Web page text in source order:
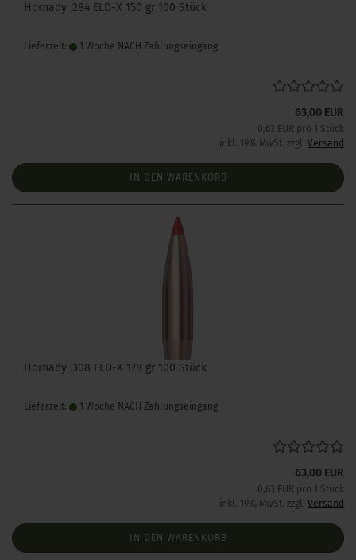
Hornady .284 ELD-X 150 gr 100 Stück
Lieferzeit: 1 Woche NACH Zahlungseingang
63,00 EUR
0,63 EUR pro 1 Stück
inkl. 19% MwSt. zzgl. Versand
IN DEN WARENKORB
Hornady .308 ELD-X 178 gr 100 Stück
Lieferzeit: 1 Woche NACH Zahlungseingang
63,00 EUR
0,63 EUR pro 1 Stück
inkl. 19% MwSt. zzgl. Versand
IN DEN WARENKORB